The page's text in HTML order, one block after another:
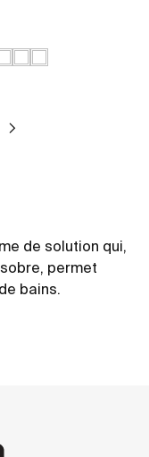
de solution qui,
permet
bains.